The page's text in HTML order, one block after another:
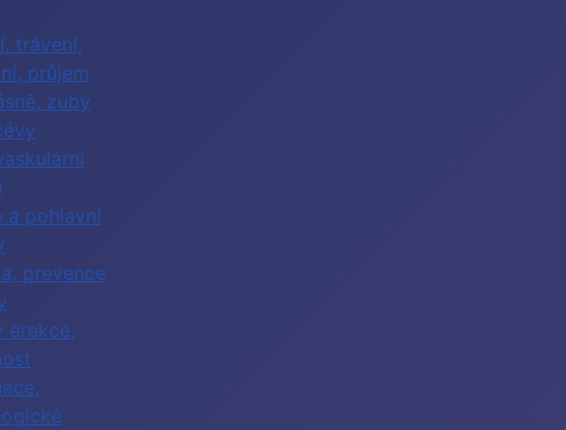
trávení,
průjem
zuby
a pohlavní
prevence
erekce,